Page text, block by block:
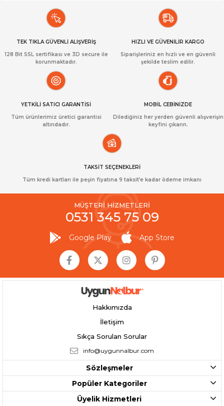
TEK TIKLA GÜVENLİ ALIŞVERİŞ
128 Bit SSL sertifikası ve 3D secure ile
korunmaktadır.
HIZLI VE GÜVENİLİR KARGO
Siparişleriniz en hızlı ve en güvenli
şekilde teslim edilir.
YETKİLİ SATICI GARANTİSİ
Tüm ürünlerimiz üretici garantisi
altındadır.
MOBİL CEBİNİZDE
Dilediğiniz her yerden güvenli alışverişin
keyfini çıkarın.
TAKSİT SEÇENEKLERİ
Tüm kredi kartları ile peşin fiyatına 9 taksit’e kadar ödeme imkanı
MÜŞTERİ HİZMETLERİ
0531 345 75 09
Google Play App Store
Hakkımızda
İletişim
Sıkça Sorulan Sorular
info@uygunnalbur.com
Sözleşmeler
Popüler Kategoriler
Üyelik Hizmetleri